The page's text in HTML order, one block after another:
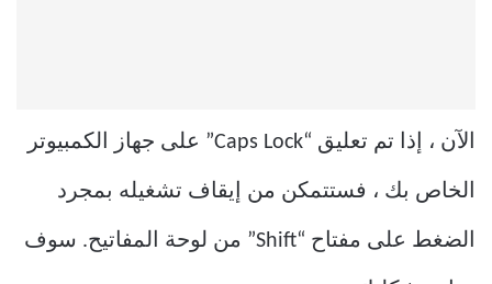
الآن ، إذا تم تعليق “Caps Lock” على جهاز الكمبيوتر
الخاص بك ، فستتمكن من إيقاف تشغيله بمجرد
الضغط على مفتاح “Shift” من لوحة المفاتيح. سوف